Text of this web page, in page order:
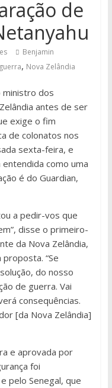
de
Benjamin
, Nova Zelândia
ministro dos
antes de ser
exige o fim
de colonatos nos
sexta-feira, e
como uma
é do Guardian,
a pedir-vos que
disse o primeiro-
da Nova Zelândia,
“Se
do nosso
de guerra. Vai
consequências.
[da Nova Zelândia]
e aprovada por
foi
pelo Senegal, que